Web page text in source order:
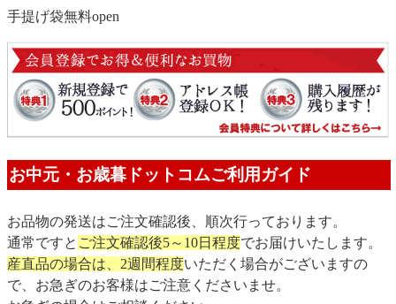
手提げ袋無料open
お中元・お歳暮ドットコムご利用ガイド
お品物の発送はご注文確認後、順次行っております。
通常ですと ご注文確認後5～10日程度でお届けいたします。
産直品の場合は、2週間程度いただく場合がございますの
で、お急ぎのお客様はご注意くださいませ。